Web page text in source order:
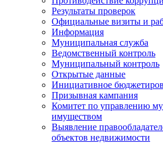
Результаты проверок
Официальные визиты и
Информация
Муниципальная служба
Ведомственный контроль
Муниципальный контроль
Открытые данные
Инициативное
Призывная кампания
Комитет по управлению
имуществом
Выявление
объектов недвижимости